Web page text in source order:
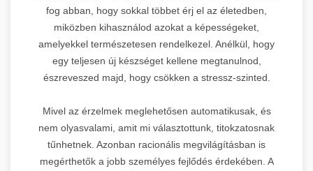
fog abban, hogy sokkal többet érj el az életedben,
miközben kihasználod azokat a képességeket,
amelyekkel természetesen rendelkezel. Anélkül, hogy
egy teljesen új készséget kellene megtanulnod,
észreveszed majd, hogy csökken a stressz-szinted.
Mivel az érzelmek meglehetősen automatikusak, és
nem olyasvalami, amit mi választottunk, titokzatosnak
tűnhetnek. Azonban racionális megvilágításban is
megérthetők a jobb személyes fejlődés érdekében. A